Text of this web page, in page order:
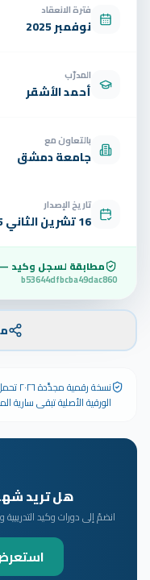
فترة الانعقاد
نوفمبر 2025
المدرّب
أحمد الأشقر
بالتعاون مع
جامعة دمشق
تاريخ الإصدار
16 تشرين الثاني 2025
مطابقة لسجل وكيد —
b53644dfbcba49dac860
نسخة
الورقية الأصلية تبقى سارية
هل تريد
انضمّ إلى دورات وكيد